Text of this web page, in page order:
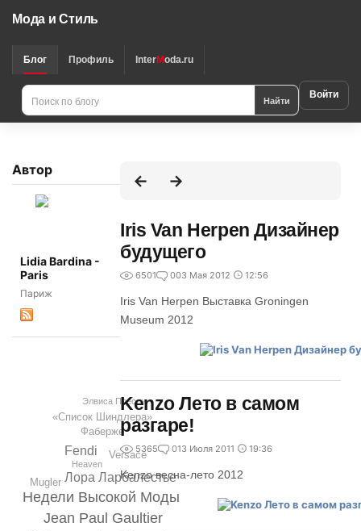
Мода и Стиль
Блог Профиль InterModa.ru
Найти Войти
Автор
Lidia Bardina -
Paris
Париж
Jean Paul Gaultier
Недели Высокой Моды
Лора Ларбалестье
Fendi Versace
Фаберже
Mugler
«Список Шиндлера»
Heaven
Элвиса Пресли
Iris Van Herpen Дизайнер
будущего
6501 003 Мая 2012 12:56
Iris Van Herpen Выставка Groningen
Museum 2012
Kenzo Лето в самом
разгаре!
5365 013 Июля 2011 19:36
Kenzo весна-лето 2012